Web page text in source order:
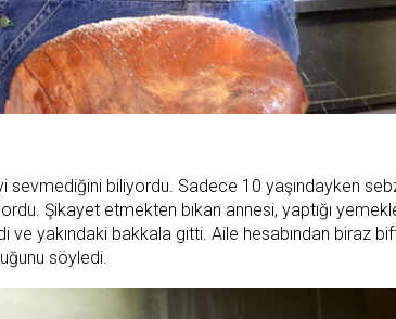
biliyordu. Sadece 10 yaşındayken
Şikayet etmekten bıkan annesi, yaptığı
ve yakındaki bakkala gitti. Aile hesabından biraz
söyledi.